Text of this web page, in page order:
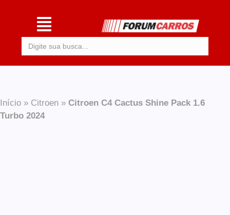
Início » Citroen » Citroen C4 Cactus Shine Pack 1.6
Turbo 2024